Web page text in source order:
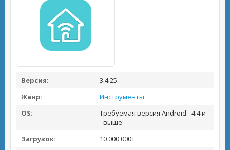
Версия:
3.4.25
Жанр:
Инструменты
OS:
Требуемая версия Android - 4.4 и
выше
Загрузок:
10 000 000+